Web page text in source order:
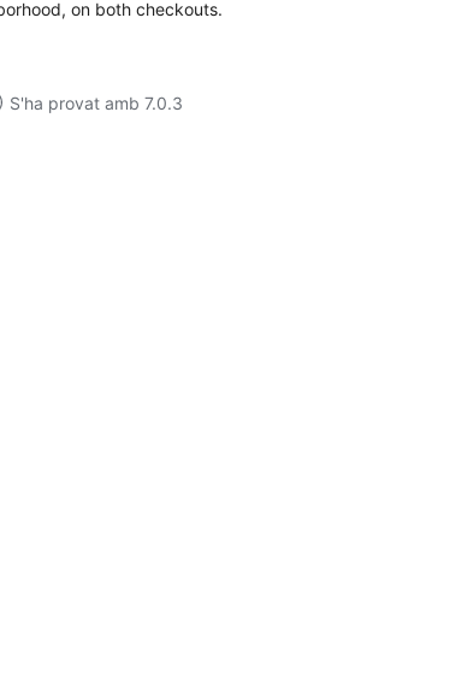
on both checkouts.
S'ha provat amb 7.0.3